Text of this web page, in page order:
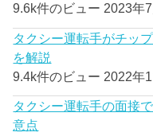
9.6k件のビュー 2023年
タクシー運転手がチッ
を解説
9.4k件のビュー 2022年
タクシー運転手の面接
意点